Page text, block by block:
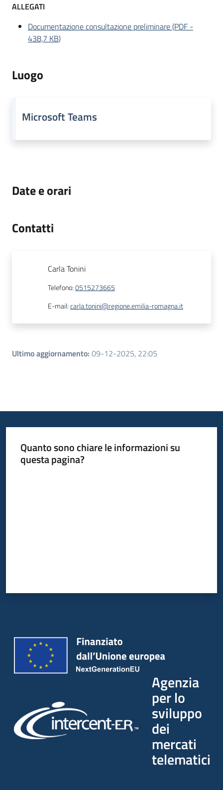
ALLEGATI
Documentazione consultazione preliminare(PDF -
438,7 KB)
Luogo
Microsoft Teams
Date e orari
Contatti
Carla Tonini
Telefono:0515273665
E-mail:carla.tonini@regione.emilia-romagna.it
Ultimo aggiornamento: 09-12-2025, 22:05
Quanto sono chiare le informazioni su
questa pagina?
Agenzia
per lo
sviluppo
dei
mercati
telematici